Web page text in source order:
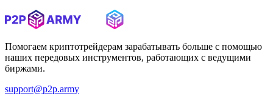
Помогаем криптотрейдерам зарабатывать больше с помощью
наших передовых инструментов, работающих с ведущими
биржами.
support@p2p.army